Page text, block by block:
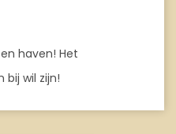
haven! Het
bij wil zijn!